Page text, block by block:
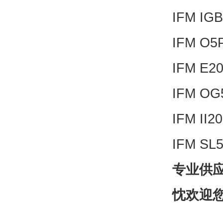
IFM
IFM
IFM
IFM
IFM
IFM
专业供
忱欢迎